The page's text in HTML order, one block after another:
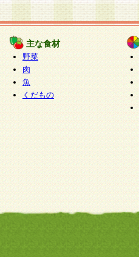
主な食材
野菜
肉
魚
くだもの